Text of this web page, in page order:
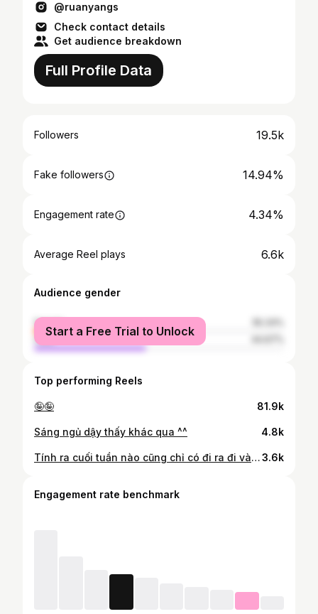
@ruanyangs
Check contact details
Get audience breakdown
Full Profile Data
Followers 19.5k
Fake followers 14.94%
Engagement rate 4.34%
Average Reel plays 6.6k
Audience gender
female
male
Start a Free Trial to Unlock
Top performing Reels
🤪🤪 81.9k
Sáng ngủ dậy thấy khác qua ^^ 4.8k
Tính ra cuối tuần nào cũng chỉ có đi ra đi vào ở quanh nhà, tập cũng ở nhà luôn đó 🙃3.6k
Engagement rate benchmark